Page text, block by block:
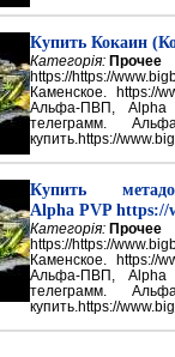
Купить Кокаин
Категорія: Прочее
https://https://
Каменское. https://
Альфа-ПВП, Alpha
телеграмм.
купить.https://
Купить
Alpha PVP https://
Категорія: Прочее
https://https://
Каменское. https://
Альфа-ПВП, Alpha
телеграмм.
купить.https://